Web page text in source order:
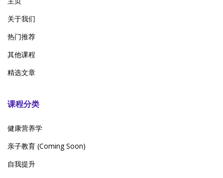
关于我们
热门推荐
其他课程
精选文章
课程分类
健康营养学
亲子教育 (Coming Soon)
自我提升